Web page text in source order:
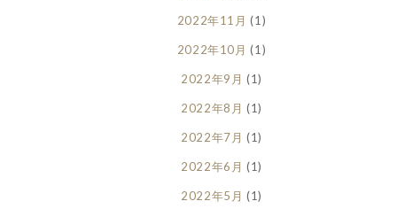
2022年11月 (1)
2022年10月 (1)
2022年9月 (1)
2022年8月 (1)
2022年7月 (1)
2022年6月 (1)
2022年5月 (1)